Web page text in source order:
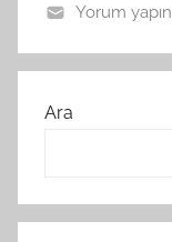
Yorum yapın
Ara